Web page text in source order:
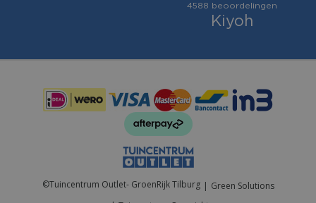
©Tuincentrum Outlet- GroenRijk Tilburg
Green Solutions